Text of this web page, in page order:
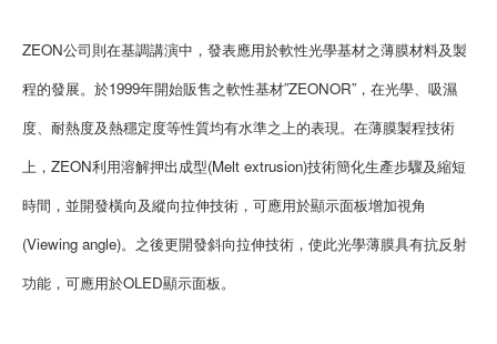
ZEON公司則在基調講演中，發表應用於軟性光學基材之薄膜材料及製
程的發展。於1999年開始販售之軟性基材”ZEONOR”，在光學、吸濕
度、耐熱度及熱穩定度等性質均有水準之上的表現。在薄膜製程技術
上，ZEON利用溶解押出成型(Melt extrusion)技術簡化生產步驟及縮短
時間，並開發橫向及縱向拉伸技術，可應用於顯示面板增加視角
(Viewing angle)。之後更開發斜向拉伸技術，使此光學薄膜具有抗反射
功能，可應用於OLED顯示面板。